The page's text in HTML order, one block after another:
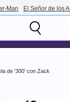
Man El Señor de los
de '300' con Zack